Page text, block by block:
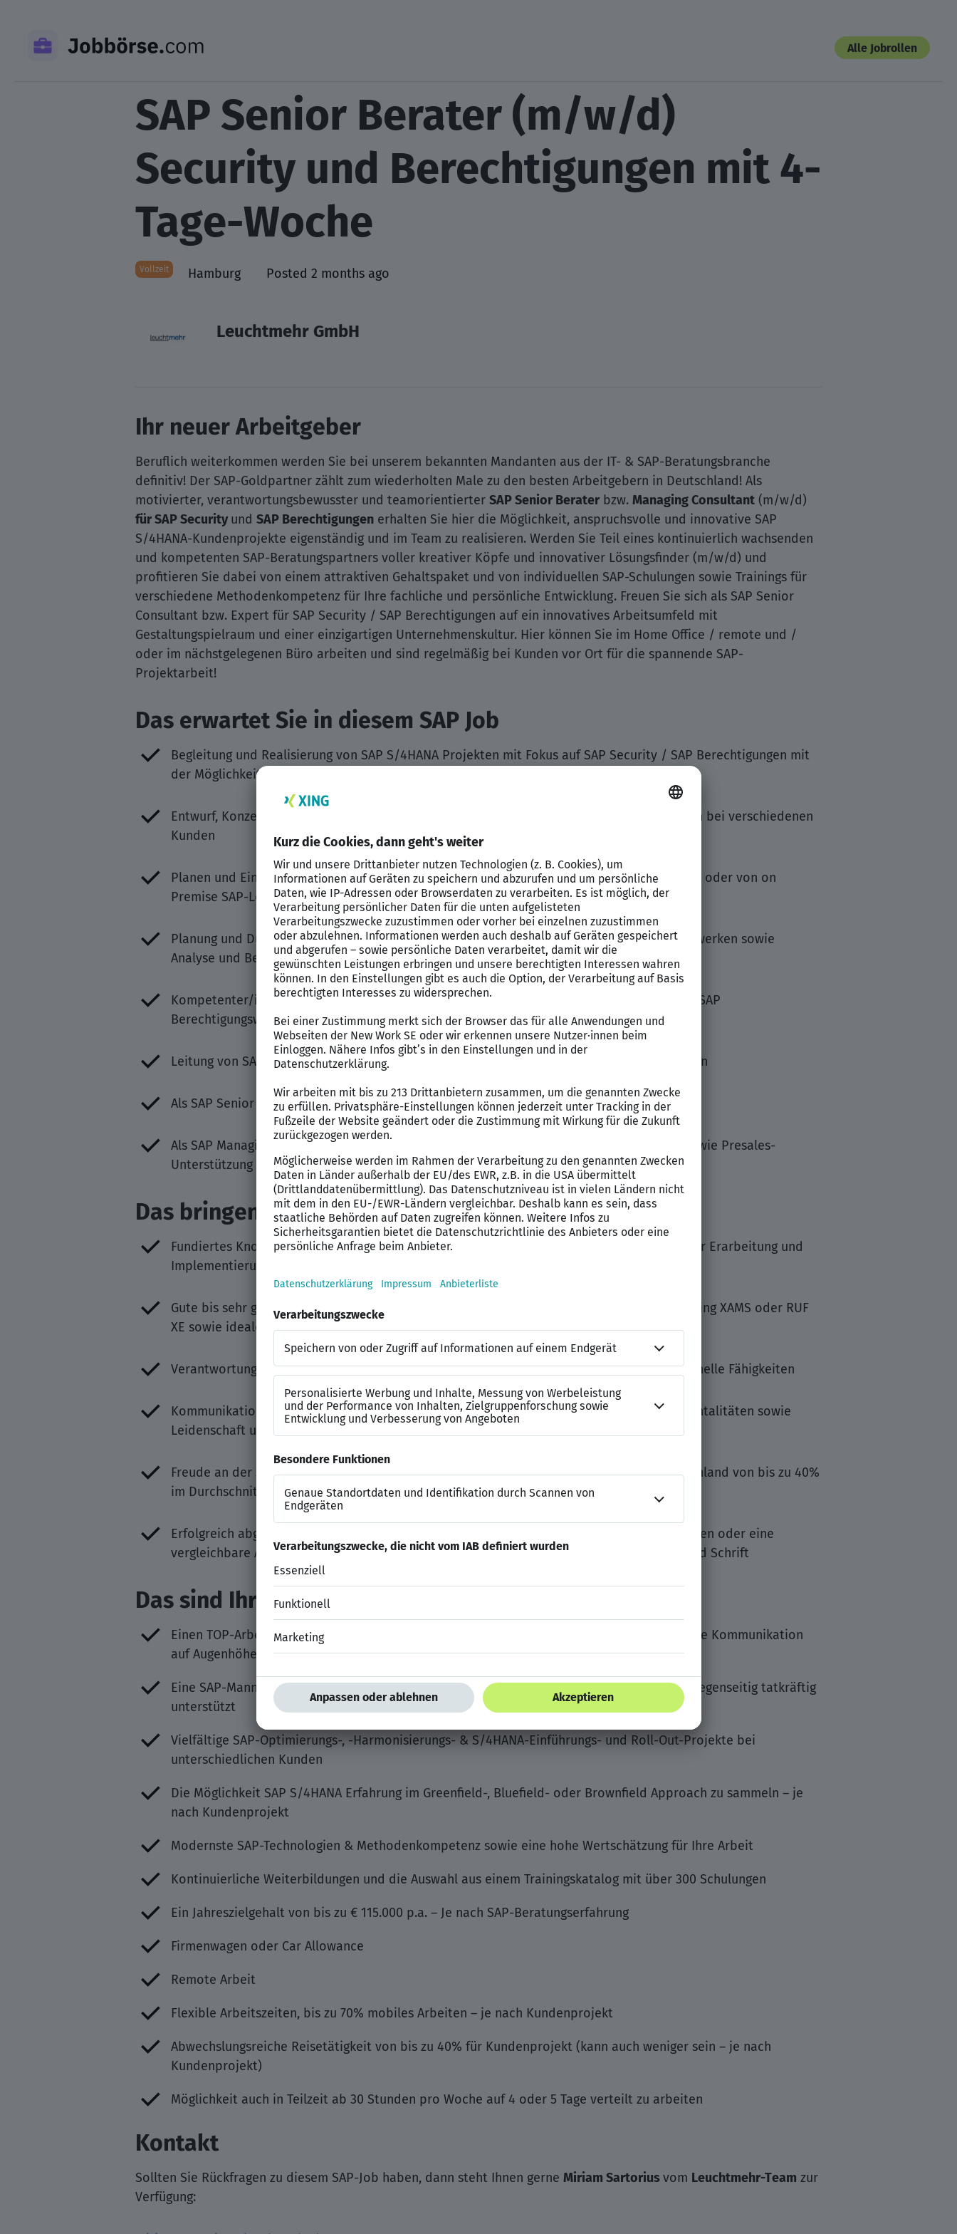
Alle Jobrollen
SAP Senior Berater (m/w/d)
Security und Berechtigungen mit 4-
Tage-Woche
Vollzeit Hamburg Posted 2 months ago
Leuchtmehr GmbH
Ihr neuer Arbeitgeber
Beruflich weiterkommen werden Sie bei unserem bekannten Mandanten aus der IT- & SAP-Beratungsbranche
definitiv! Der SAP-Goldpartner zählt zum wiederholten Male zu den besten Arbeitgebern in Deutschland! Als
motivierter, verantwortungsbewusster und teamorientierter SAP Senior Berater bzw. Managing Consultant (m/w/d)
für SAP Securityund SAP Berechtigungen erhalten Sie hier die Möglichkeit, anspruchsvolle und innovative SAP
S/4HANA-Kundenprojekte eigenständig und im Team zu realisieren. Werden Sie Teil eines kontinuierlich wachsenden
und kompetenten SAP-Beratungspartners voller kreativer Köpfe und innovativer Lösungsfinder (m/w/d) und
profitieren Sie dabei von einem attraktiven Gehaltspaket und von individuellen SAP-Schulungen sowie Trainings für
verschiedene Methodenkompetenz für Ihre fachliche und persönliche Entwicklung. Freuen Sie sich als SAP Senior
Consultant bzw. Expert für SAP Security / SAP Berechtigungen auf ein innovatives Arbeitsumfeld mit
Gestaltungspielraum und einer einzigartigen Unternehmenskultur. Hier können Sie im Home Office / remote und /
oder im nächstgelegenen Büro arbeiten und sind regelmäßig bei Kunden vor Ort für die spannende SAP-
Projektarbeit!
Das erwartet Sie in diesem SAP Job
Begleitung und Realisierung von SAP S/4HANA Projekten mit Fokus auf SAP Security / SAP Berechtigungen mit
der Möglichkeit die Teil- oder Projektleitung zu übernehmen
Entwurf, Konzeption und Implementierung von ganzheitlichen SAP-Berechtigungskonzepten bei verschiedenen
Kunden
Planen und Einführen neuer Lösungen im SAP Security-Umfeld z.B. von SAP Cloud Lösungen oder von on
Premise SAP-Lösungen
Planung und Durchführung von SAP-Security Audits sowie Implementierung von SoD-Regelwerken sowie
Analyse und Bereinigung von SoD-Konflikten (Segregation of Duties)
Kompetenter/in Ansprechpartner/in für die Kunden bei Fragen zum Thema SAP Security & SAP
Berechtigungswesen
Leitung von SAP Workshops bei Kunden zum Thema SAP Security & SAP Berechtigungswesen
Als SAP Senior Consultant auch Mentoring von SAP-Trainees und Unterstützung im Presales
Als SAP Managing Consultant auch Coaching von SAP Consultants und Senior Consultant sowie Presales-
Unterstützung
Das bringen Sie für diesen SAP Job mit
Fundiertes Know-how im Bereich SAP Security und / oder SAP-Berechtigungswesen inkl. der Erarbeitung und
Implementierung von SAP-Berechtigungskonzepten und Kenntnisse in SoD-Regelwerken
Gute bis sehr gute Kenntnisse im SAP-Berechtigungsmanagement z.B. SAP GRC, SAP IdM, Xiting XAMS oder RUF
XE sowie idealerweise Erfahrungen mit SAP Fiori-Berechtigungen unter S/4HANA
Verantwortungsbewusstsein, Zuverlässigkeit sowie ausgeprägte analytische und konzeptionelle Fähigkeiten
Kommunikationsstarke Beraterpersönlichkeit mit Hands On Mentalität und Teamplayermentalitäten sowie
Leidenschaft und Begeisterung für die SAP-Beratung
Freude an der SAP-Projektarbeit und eine Reisebereitschaft für Kundenprojekte in Deutschland von bis zu 40%
im Durchschnitt (variiert je nach Kundenprojekt)
Erfolgreich abgeschlossenes Studium der (Wirtschafts-)Informatik, Wirtschaftswissenschaften oder eine
vergleichbare Ausbildung sowie sehr gute Deutsch- und gute Englischkenntnisse in Wort und Schrift
Das sind Ihre Benefits bei diesem SAP Job
Einen TOP-Arbeitgeber mit DUZ-Kultur, bei dem Sie sich wohlfühlen werden und bei dem die Kommunikation
auf Augenhöhe Teil der Unternehmensphilosophie ist
Eine SAP-Mannschaft mit echtem Teamgeist, in welcher sich jeder einbringt und man sich gegenseitig tatkräftig
unterstützt
Vielfältige SAP-Optimierungs-, -Harmonisierungs- & S/4HANA-Einführungs- und Roll-Out-Projekte bei
unterschiedlichen Kunden
Die Möglichkeit SAP S/4HANA Erfahrung im Greenfield-, Bluefield- oder Brownfield Approach zu sammeln – je
nach Kundenprojekt
Modernste SAP-Technologien & Methodenkompetenz sowie eine hohe Wertschätzung für Ihre Arbeit
Kontinuierliche Weiterbildungen und die Auswahl aus einem Trainingskatalog mit über 300 Schulungen
Ein Jahreszielgehalt von bis zu € 115.000 p.a. – Je nach SAP-Beratungserfahrung
Firmenwagen oder Car Allowance
Remote Arbeit
Flexible Arbeitszeiten, bis zu 70% mobiles Arbeiten – je nach Kundenprojekt
Abwechslungsreiche Reisetätigkeit von bis zu 40% für Kundenprojekt (kann auch weniger sein – je nach
Kundenprojekt)
Möglichkeit auch in Teilzeit ab 30 Stunden pro Woche auf 4 oder 5 Tage verteilt zu arbeiten
Kontakt
Sollten Sie Rückfragen zu diesem SAP-Job haben, dann steht Ihnen gerne Miriam Sartoriusvom Leuchtmehr-Team zur
Verfügung: